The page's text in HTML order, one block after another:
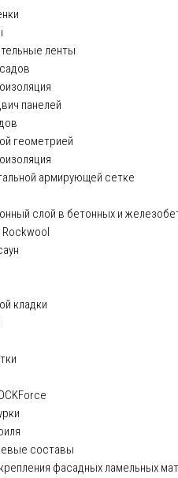
ленты
панелей
геометрией
армирующей сетке
слой в бетонных и
Rockwool
кладки
составы
фасадных ламельных